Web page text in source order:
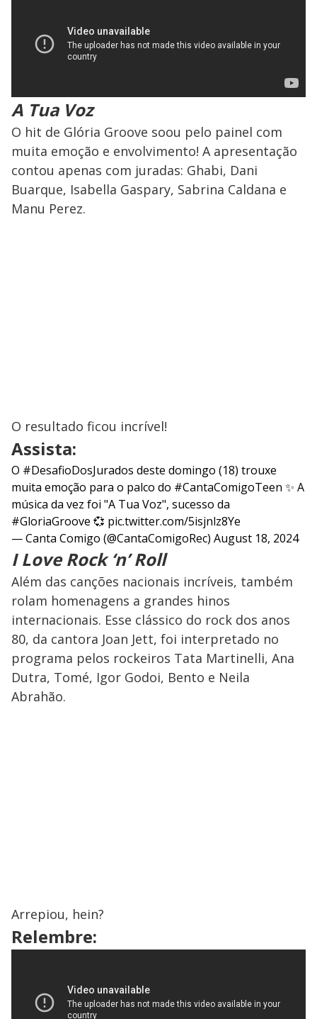
A Tua Voz
O hit de Glória Groove soou pelo painel com
muita emoção e envolvimento! A apresentação
contou apenas com juradas: Ghabi, Dani
Buarque, Isabella Gaspary, Sabrina Caldana e
Manu Perez.
O resultado ficou incrível!
Assista:
O #DesafioDosJurados deste domingo (18) trouxe
muita emoção para o palco do #CantaComigoTeen ✨ A
música da vez foi "A Tua Voz", sucesso da
#GloriaGroove 💞 pic.twitter.com/5isjnlz8Ye
— Canta Comigo (@CantaComigoRec) August 18, 2024
I Love Rock ‘n’ Roll
Além das canções nacionais incríveis, também
rolam homenagens a grandes hinos
internacionais. Esse clássico do rock dos anos
80, da cantora Joan Jett, foi interpretado no
programa pelos rockeiros Tata Martinelli, Ana
Dutra, Tomé, Igor Godoi, Bento e Neila
Abrahão.
Arrepiou, hein?
Relembre: